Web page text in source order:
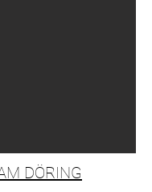
DÖRING